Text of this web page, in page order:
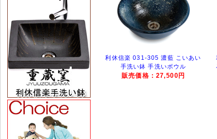
利休信楽 031-305 濃藍 こいあい
手洗い鉢 手洗いボウル
販売価格：27,500円